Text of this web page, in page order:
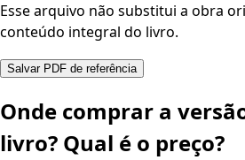
Esse arquivo não substitui a obra
conteúdo integral do livro.
Salvar PDF de referência
Onde comprar a
livro? Qual é o preço?